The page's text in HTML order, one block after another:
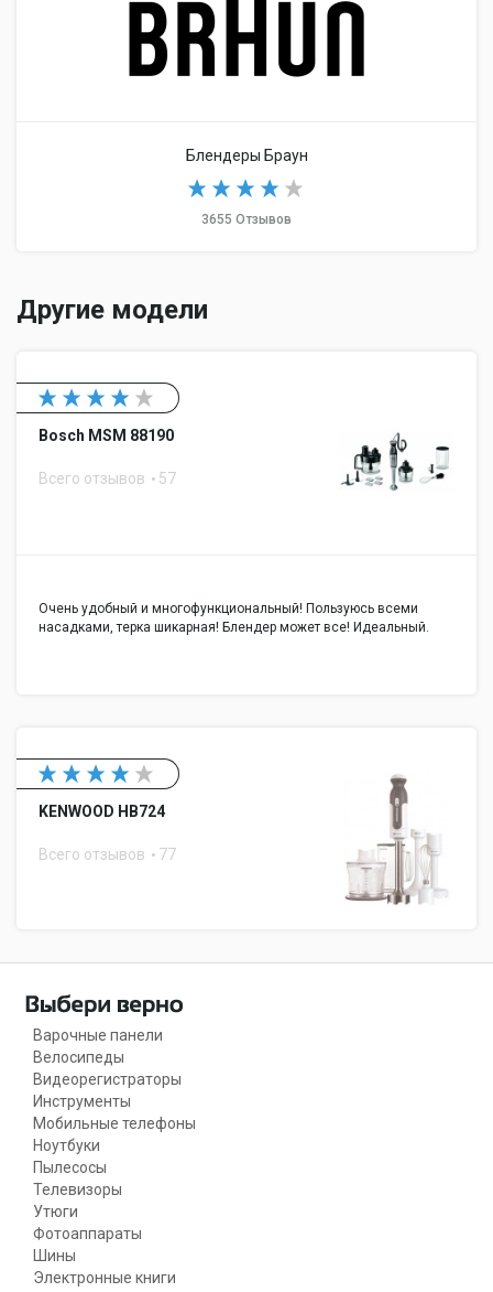
Блендеры Браун
3655 Отзывов
Другие модели
Bosch MSM 88190
Всего отзывов 57
Очень удобный и многофункциональный! Пользуюсь всеми
насадками, терка шикарная! Блендер может все! Идеальный.
KENWOOD HB724
Всего отзывов 77
Варочные панели
Велосипеды
Видеорегистраторы
Инструменты
Мобильные телефоны
Ноутбуки
Пылесосы
Телевизоры
Утюги
Фотоаппараты
Шины
Электронные книги